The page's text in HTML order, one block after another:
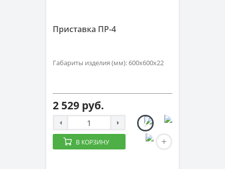
Приставка ПР-4
Габариты изделия (мм): 600х600х22
2 529 руб.
В КОРЗИНУ